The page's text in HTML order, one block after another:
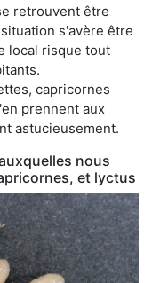
retrouvent être
s'avère être
local risque tout
capricornes
prennent aux
astucieusement.
nous
et lyctus